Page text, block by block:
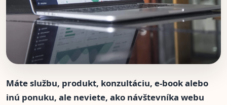
Máte službu, produkt, konzultáciu, e-book alebo
inú ponuku, ale neviete, ako návštevníka webu